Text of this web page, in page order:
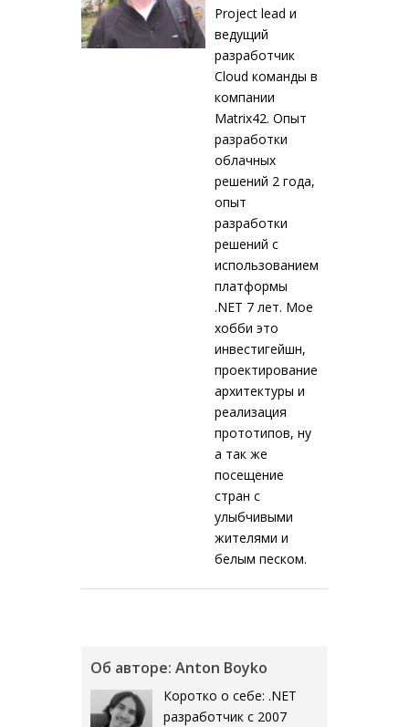
Project lead и
ведущий
разработчик
Cloud команды в
компании
Matrix42. Опыт
разработки
облачных
решений 2 года,
опыт
разработки
решений с
использованием
платформы
.NET 7 лет. Мое
хобби это
инвестигейшн,
проектирование
архитектуры и
реализация
прототипов, ну
а так же
посещение
стран с
улыбчивыми
жителями и
белым песком.
Об авторе: Anton Boyko
Коротко о себе: .NET
разработчик с 2007